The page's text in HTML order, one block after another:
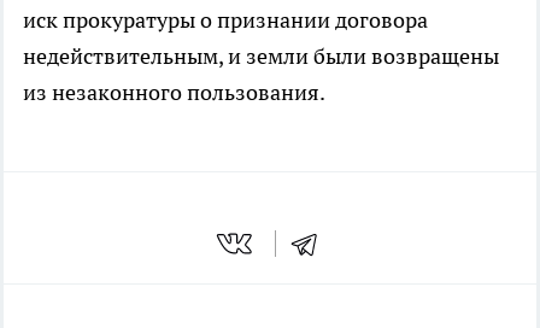
иск прокуратуры о признании договора
недействительным, и земли были возвращены
из незаконного пользования.